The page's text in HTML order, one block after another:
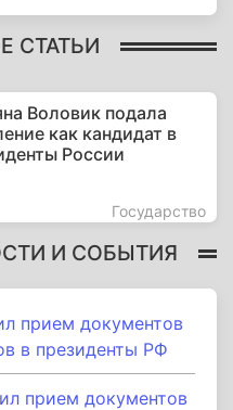
СТАТЬИ
Воловик подала
как кандидат в
России
Государство
И СОБЫТИЯ
прием документов
в президенты РФ
прием документов